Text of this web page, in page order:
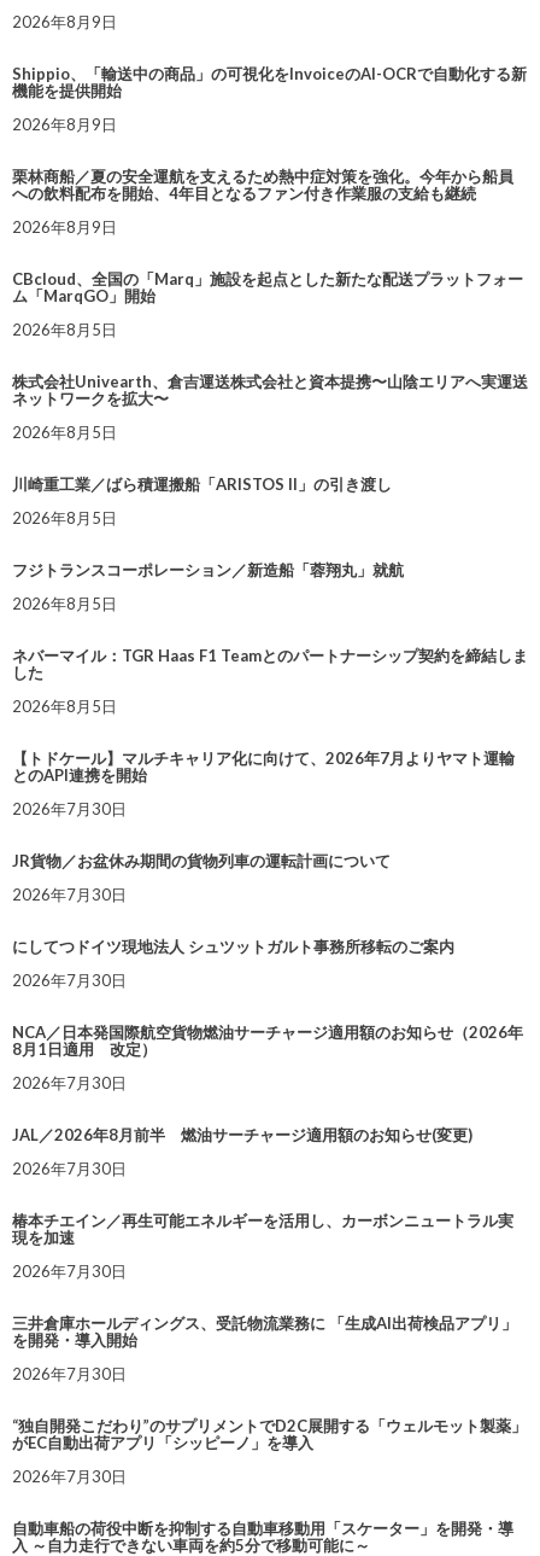
2026年8月9日
Shippio、「輸送中の商品」の可視化をInvoiceのAI-OCRで自動化する新
機能を提供開始
2026年8月9日
栗林商船／夏の安全運航を支えるため熱中症対策を強化。今年から船員
への飲料配布を開始、4年目となるファン付き作業服の支給も継続
2026年8月9日
CBcloud、全国の「Marq」施設を起点とした新たな配送プラットフォー
ム「MarqGO」開始
2026年8月5日
株式会社Univearth、倉吉運送株式会社と資本提携〜山陰エリアへ実運送
ネットワークを拡大〜
2026年8月5日
川崎重工業／ばら積運搬船「ARISTOS II」の引き渡し
2026年8月5日
フジトランスコーポレーション／新造船「蓉翔丸」就航
2026年8月5日
ネバーマイル：TGR Haas F1 Teamとのパートナーシップ契約を締結しま
した
2026年8月5日
【トドケール】マルチキャリア化に向けて、2026年7月よりヤマト運輸
とのAPI連携を開始
2026年7月30日
JR貨物／お盆休み期間の貨物列車の運転計画について
2026年7月30日
にしてつドイツ現地法人 シュツットガルト事務所移転のご案内
2026年7月30日
NCA／日本発国際航空貨物燃油サーチャージ適用額のお知らせ（2026年
8月1日適用 改定）
2026年7月30日
JAL／2026年8月前半 燃油サーチャージ適用額のお知らせ(変更)
2026年7月30日
椿本チエイン／再生可能エネルギーを活用し、カーボンニュートラル実
現を加速
2026年7月30日
三井倉庫ホールディングス、受託物流業務に 「生成AI出荷検品アプリ」
を開発・導入開始
2026年7月30日
“独自開発こだわり”のサプリメントでD2C展開する「ウェルモット製薬」
がEC自動出荷アプリ「シッピーノ」を導入
2026年7月30日
自動車船の荷役中断を抑制する自動車移動用「スケーター」を開発・導
入 ～自力走行できない車両を約5分で移動可能に～